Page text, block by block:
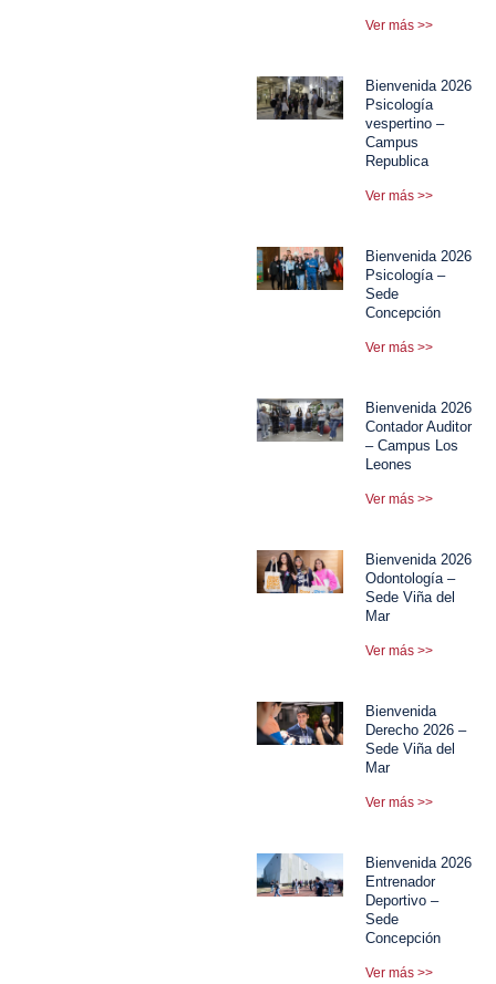
Ver más >>
Bienvenida 2026
Psicología
vespertino –
Campus
Republica
Ver más >>
Bienvenida 2026
Psicología –
Sede
Concepción
Ver más >>
Bienvenida 2026
Contador Auditor
– Campus Los
Leones
Ver más >>
Bienvenida 2026
Odontología –
Sede Viña del
Mar
Ver más >>
Bienvenida
Derecho 2026 –
Sede Viña del
Mar
Ver más >>
Bienvenida 2026
Entrenador
Deportivo –
Sede
Concepción
Ver más >>